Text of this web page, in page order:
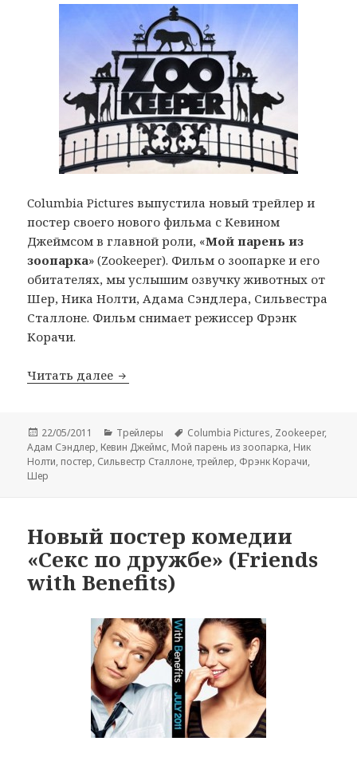
Columbia Pictures выпустила новый трейлер и
постер своего нового фильма с Кевином
Джеймсом в главной роли, «Мой парень из
зоопарка» (Zookeeper). Фильм о зоопарке и его
обитателях, мы услышим озвучку животных от
Шер, Ника Нолти, Адама Сэндлера, Сильвестра
Сталлоне. Фильм снимает режиссер Фрэнк
Корачи.
Читать далее Трейлер комедии «Мой парень из
Опубликовано
22/05/2011 Рубрики
Трейлеры Метки
Columbia Pictures, Zookeeper,
Адам Сэндлер, Кевин Джеймс, Мой парень из зоопарка, Ник
Нолти, постер, Сильвестр Сталлоне,трейлер, Фрэнк Корачи,
Шер
Новый постер комедии
«Секс по дружбе» (Friends
with Benefits)